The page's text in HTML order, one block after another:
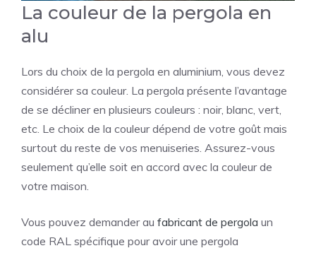
La couleur de la pergola en
alu
Lors du choix de la pergola en aluminium, vous devez
considérer sa couleur. La pergola présente l’avantage
de se décliner en plusieurs couleurs : noir, blanc, vert,
etc. Le choix de la couleur dépend de votre goût mais
surtout du reste de vos menuiseries. Assurez-vous
seulement qu’elle soit en accord avec la couleur de
votre maison.
Vous pouvez demander au fabricant de pergola un
code RAL spécifique pour avoir une pergola